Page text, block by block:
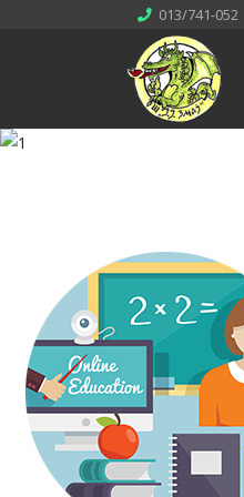
013/741-052